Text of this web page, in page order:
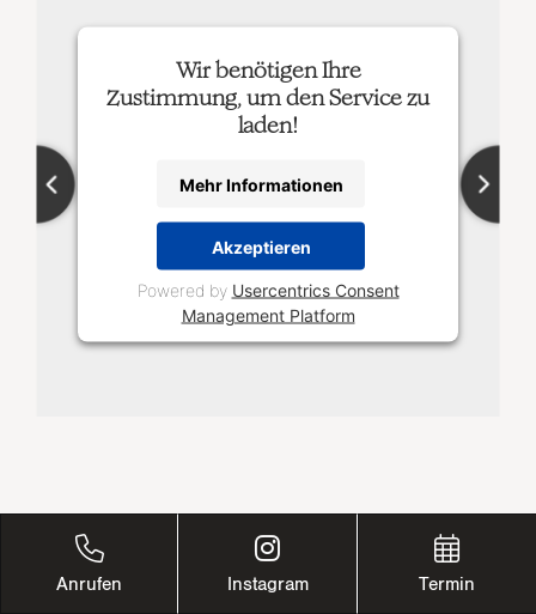
Wir benötigen Ihre
Zustimmung, um den Service zu
laden!
Mehr Informationen
Akzeptieren
Powered by Usercentrics Consent
Management Platform
Anrufen Instagram Termin